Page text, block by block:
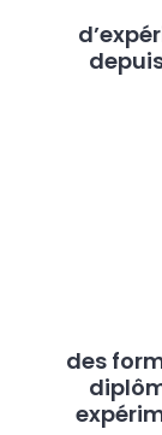
des